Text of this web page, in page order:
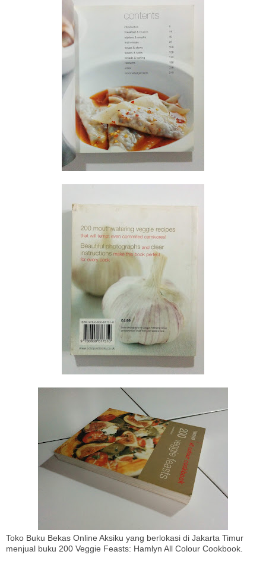
Toko Buku Bekas Online Aksiku yang berlokasi di Jakarta Timur
menjual buku 200 Veggie Feasts: Hamlyn All Colour Cookbook.